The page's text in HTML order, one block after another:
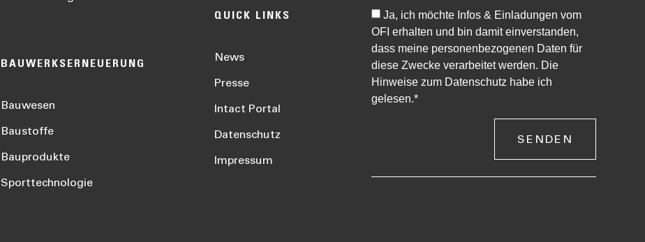
BAUWERKSERNEUERUNG
Bauwesen
Baustoffe
Bauprodukte
Sporttechnologie
QUICK LINKS
News
Presse
Intact Portal
Datenschutz
Impressum
Ja, ich möchte Infos & Einladungen vom
OFI erhalten und bin damit einverstanden,
dass meine personenbezogenen Daten für
diese Zwecke verarbeitet werden. Die
Hinweise zum Datenschutz habe ich
gelesen.*
SENDEN